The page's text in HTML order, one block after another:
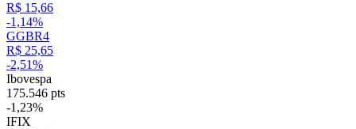
R$ 15,66
-1,14%
GGBR4
R$ 25,65
-2,51%
Ibovespa
175.546 pts
-1,23%
IFIX